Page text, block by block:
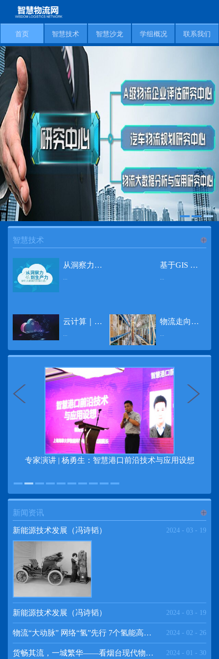
首页 智慧技术 智慧沙龙 学组概况 联系我们
智慧技术
从洞察力到生产力 伊利大数据的价值创造
...
基于GIS 的小城市交通网络分析研究
...
云计算｜边缘计算将为物联网行业带来巨大增长
...
物流走向未来的“魔法师”
...
专家演讲 | 杨勇生：智慧港口前沿技术与应用设想
新闻资讯
新能源技术发展（冯诗韬） 2024 - 03 - 19
新能源技术发展（冯诗韬） 2024 - 03 - 19
物流“大动脉” 网络“氢”先行 7个氢能高速场景落地京津冀 2024 - 02 - 26
货畅其流，一城繁华——看烟台现代物流发展 2024 - 01 - 30
频道
>>